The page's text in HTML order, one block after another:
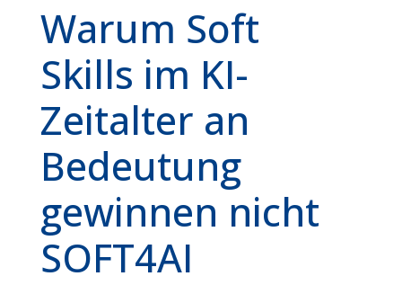
Warum Soft
Skills im KI-
Zeitalter an
Bedeutung
gewinnen nicht
SOFT4AI